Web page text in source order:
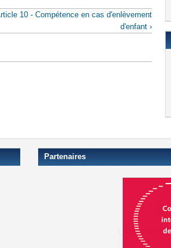
10 - Compétence en cas d'enlèvement
d'enfant ›
Partenaires